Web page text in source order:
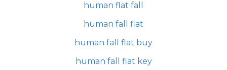
human flat fall
human fall flat
human fall flat buy
human fall flat key